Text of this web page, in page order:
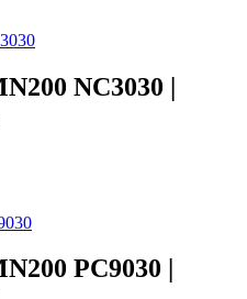
NC3030 |
PC9030 |